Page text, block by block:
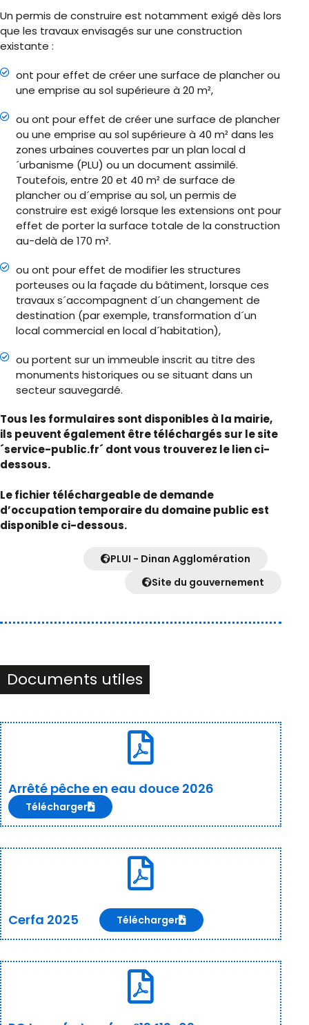
Un permis de construire est notamment exigé dès lors
que les travaux envisagés sur une construction
existante :
ont pour effet de créer une surface de plancher ou
une emprise au sol supérieure à 20 m²,
ou ont pour effet de créer une surface de plancher
ou une emprise au sol supérieure à 40 m² dans les
zones urbaines couvertes par un plan local d
´urbanisme (PLU) ou un document assimilé.
Toutefois, entre 20 et 40 m² de surface de
plancher ou d´emprise au sol, un permis de
construire est exigé lorsque les extensions ont pour
effet de porter la surface totale de la construction
au-delà de 170 m².
ou ont pour effet de modifier les structures
porteuses ou la façade du bâtiment, lorsque ces
travaux s´accompagnent d´un changement de
destination (par exemple, transformation d´un
local commercial en local d´habitation),
ou portent sur un immeuble inscrit au titre des
monuments historiques ou se situant dans un
secteur sauvegardé.
Tous les formulaires sont disponibles à la mairie,
ils peuvent également être téléchargés sur le site
´service-public.fr´ dont vous trouverez le lien ci-
dessous.
Le fichier téléchargeable de demande
d’occupation temporaire du domaine public est
disponible ci-dessous.
PLUI - Dinan Agglomération
Site du gouvernement
Documents utiles
Arrêté pêche en eau douce 2026
Télécharger
Cerfa 2025 Télécharger